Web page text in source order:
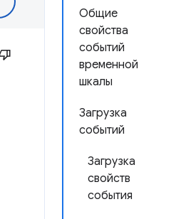
Общие
свойства
событий
временной
шкалы
Загрузка
событий
Загрузка
свойств
события